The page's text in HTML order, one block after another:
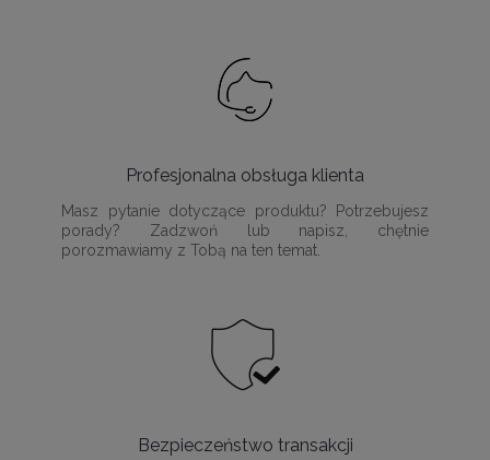
Profesjonalna obsługa klienta
Masz pytanie dotyczące produktu? Potrzebujesz
porady? Zadzwoń lub napisz, chętnie
porozmawiamy z Tobą na ten temat.
Bezpieczeństwo transakcji